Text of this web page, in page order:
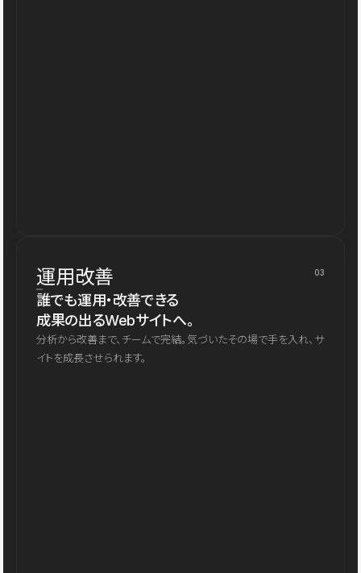
運用改善 03
誰でも運用・改善できる
成果の出るWebサイトへ。
分析から改善まで、チームで完結。気づいたその場で手を入れ、サ
イトを成長させられます。